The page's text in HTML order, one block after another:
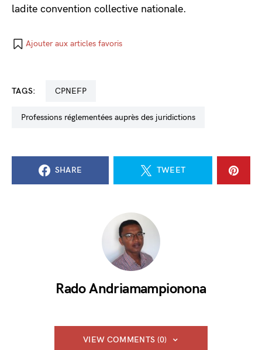
ladite convention collective nationale.
Ajouter aux articles favoris
TAGS: CPNEFP
professions réglementées auprès des juridictions
SHARE TWEET
Rado Andriamampionona
VIEW COMMENTS (0)